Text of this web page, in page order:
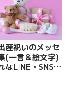
産祝いのメッセ
(一言＆絵文字)
なLINE・SNS・